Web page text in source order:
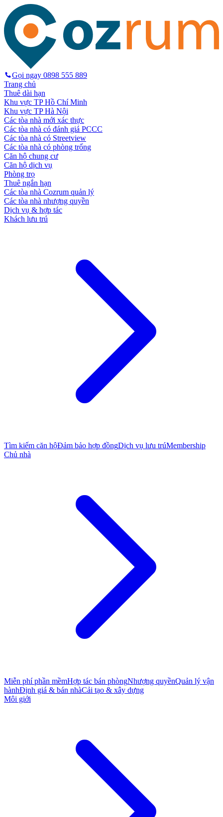
Gọi ngay 0898 555 889
Trang chủ
Thuê dài hạn
Khu vực TP Hồ Chí Minh
Khu vực TP Hà Nội
Các tòa nhà mới xác thực
Các tòa nhà có đánh giá PCCC
Các tòa nhà có Streetview
Các tòa nhà có phòng trống
Căn hộ chung cư
Căn hộ dịch vụ
Phòng trọ
Thuê ngắn hạn
Các tòa nhà Cozrum quản lý
Các tòa nhà nhượng quyền
Dịch vụ & hợp tác
Khách lưu trú
Tìm kiếm căn hộĐảm bảo hợp đồngDịch vụ lưu trúMembership
Chủ nhà
Miễn phí phần mềmHợp tác bán phòngNhượng quyềnQuản lý vận
hànhĐịnh giá & bán nhàCải tạo & xây dựng
Môi giới